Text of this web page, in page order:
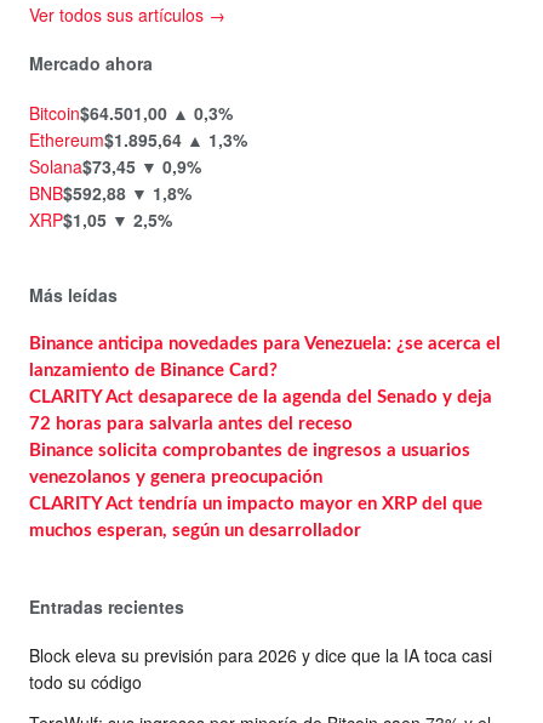
Ver todos sus artículos →
Mercado ahora
Bitcoin$64.501,00 ▲ 0,3%
Ethereum$1.895,64 ▲ 1,3%
Solana$73,45 ▼ 0,9%
BNB$592,88 ▼ 1,8%
XRP$1,05 ▼ 2,5%
Más leídas
Binance anticipa novedades para Venezuela: ¿se acerca el
lanzamiento de Binance Card?
CLARITY Act desaparece de la agenda del Senado y deja
72 horas para salvarla antes del receso
Binance solicita comprobantes de ingresos a usuarios
venezolanos y genera preocupación
CLARITY Act tendría un impacto mayor en XRP del que
muchos esperan, según un desarrollador
Entradas recientes
Block eleva su previsión para 2026 y dice que la IA toca casi
todo su código